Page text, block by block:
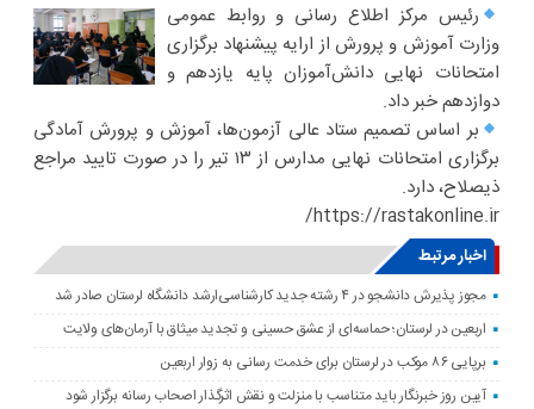
رئیس مرکز اطلاع رسانی و روابط عمومی
وزارت آموزش و پرورش از ارایه پیشنهاد برگزاری
امتحانات نهایی دانش‌آموزان پایه یازدهم و
دوازدهم خبر داد.
بر اساس تصمیم ستاد عالی آزمون‌ها، آموزش و پرورش آمادگی
برگزاری امتحانات نهایی مدارس از ۱۳ تیر را در صورت تایید مراجع
ذیصلاح، دارد.
https://rastakonline.ir/
اخبار مرتبط
مجوز پذیرش دانشجو در ۴ رشته جدید کارشناسی‌ارشد دانشگاه لرستان صادر شد
اربعین در لرستان؛ حماسه‌ای از عشق حسینی و تجدید میثاق با آرمان‌های ولایت
برپایی ۸۶ موکب در لرستان برای خدمت رسانی به زوار اربعین
آیین روز خبرنگار باید متناسب با منزلت و نقش اثرگذار اصحاب رسانه برگزار شود